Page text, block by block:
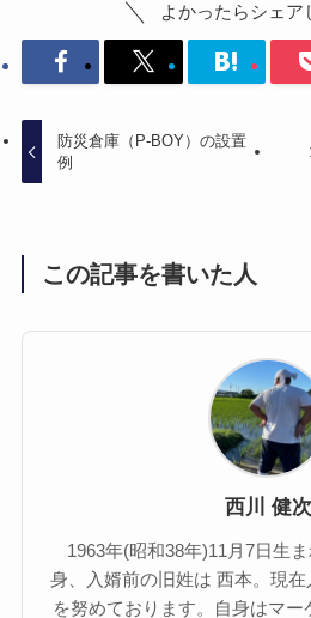
よかったらシェア
防災倉庫（P-BOY）の設置
例
この記事を書いた人
西川 健次
1963年(昭和38年)11月7日生
身、入婿前の旧姓は 西本。現
を努めております。自身はマ